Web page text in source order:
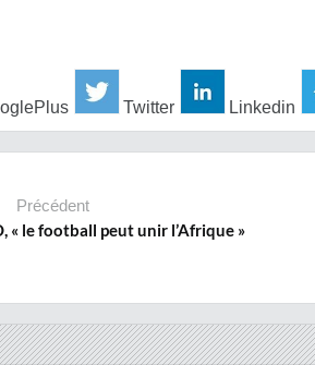
Twitter Linkedin
Précédent
« le football peut unir l’Afrique »